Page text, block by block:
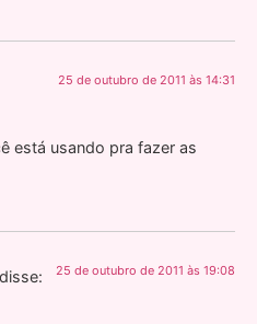
25 de outubro de 2011 às 14:31
está usando pra fazer as
disse: 25 de outubro de 2011 às 19:08